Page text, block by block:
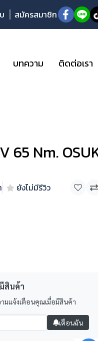
สมัครสมาชิก
บทความ ติดต่อเรา
65 Nm.
ยังไม่มีรีวิว
สินค้า
มแจ้งเตือนคุณเมื่อมีสินค้า
เตือนฉัน